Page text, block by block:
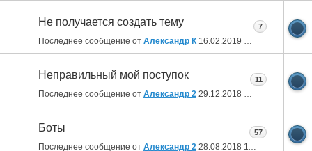
Не получается создать тему
Последнее сообщение от Александр К 16.02.2019
7
Неправильный мой поступок
Последнее сообщение от Александр 2 29.12.2018
11
Боты
Последнее сообщение от Александр 2 28.08.2018 11:20
57